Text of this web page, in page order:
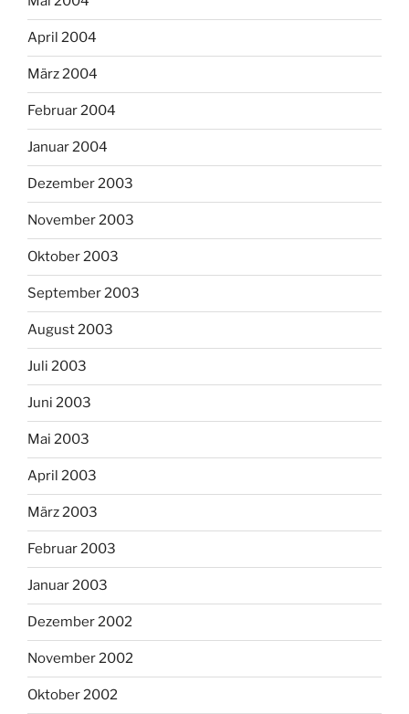
April 2004
März 2004
Februar 2004
Januar 2004
Dezember 2003
November 2003
Oktober 2003
September 2003
August 2003
Juli 2003
Juni 2003
Mai 2003
April 2003
März 2003
Februar 2003
Januar 2003
Dezember 2002
November 2002
Oktober 2002